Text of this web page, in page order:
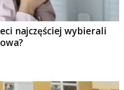
najczęściej wybierali